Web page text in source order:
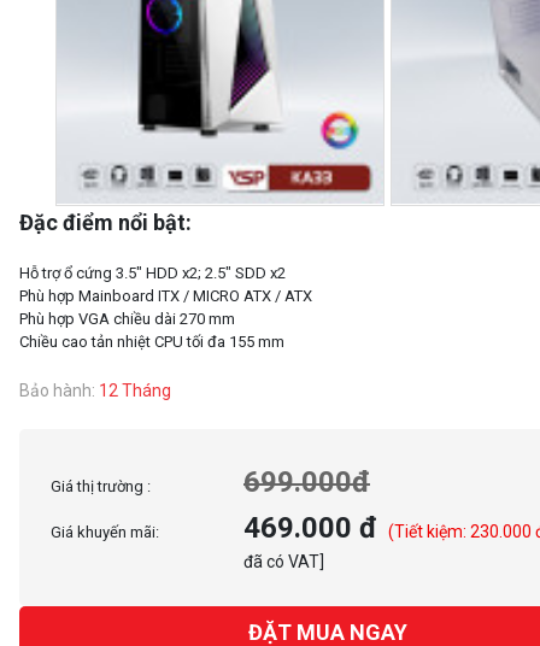
Đặc điểm nổi bật:
Hỗ trợ ổ cứng 3.5" HDD x2; 2.5" SDD x2
Phù hợp Mainboard ITX / MICRO ATX / ATX
Phù hợp VGA chiều dài 270 mm
Bảo hành: 12 Tháng
Giá thị trường : 699.000đ
Giá khuyến mãi: 469.000 đ
(Tiết kiệm: 230.000
đã có VAT]
ĐẶT MUA NGAY